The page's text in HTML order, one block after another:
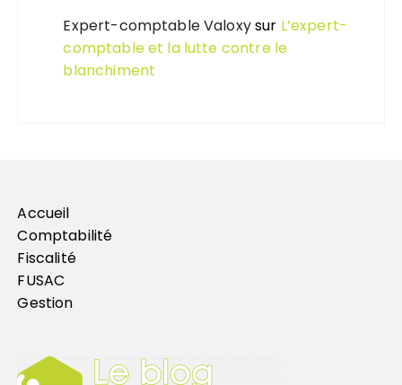
Expert-comptable Valoxysur L’expert-
comptable et la lutte contre le
blanchiment
Accueil
Comptabilité
Fiscalité
FUSAC
Gestion